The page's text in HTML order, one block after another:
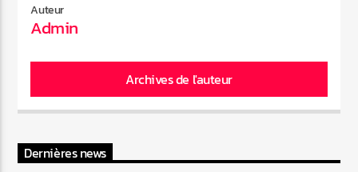
Auteur
Admin
Archives de l'auteur
Dernières news